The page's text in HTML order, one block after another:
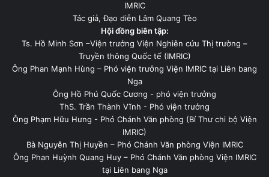
IMRIC
Tác giả, Đạo diễn Lâm Quang Tèo
Hội đồng biên tập:
Ts. Hồ Minh Sơn –Viện trưởng Viện Nghiên cứu Thị trường –
Truyền thông Quốc tế (IMRIC)
Ông Phan Mạnh Hùng – Phó viện trưởng Viện IMRIC tại Liên bang
Nga
Ông Hồ Phú Quốc Cương - phó viện trưởng
ThS. Trần Thành Vĩnh - Phó viện trưởng
Ông Phạm Hữu Hưng - Phó Chánh Văn phòng (Bí Thư chi bộ Viện
IMRIC)
Bà Nguyễn Thị Huyền – Phó Chánh Văn phòng Viện IMRIC
Ông Phan Huỳnh Quang Huy – Phó Chánh Văn phòng Viện IMRIC
tại Liên bang Nga